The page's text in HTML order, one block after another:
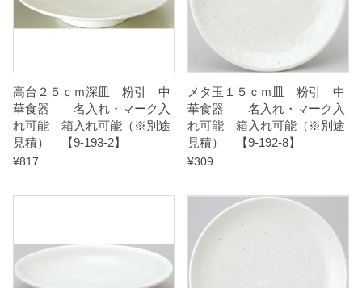
別
途
見
積
9
-
高台２５ｃｍ深皿 粉引 中
華食器 名入れ・マーク入
れ可能 箱入れ可能（※別途
見積） 【9-193-2】
¥817
メタ玉１５ｃｍ皿 粉引 中
華食器 名入れ・マーク入
れ可能 箱入れ可能（※別途
見積） 【9-192-8】
¥309